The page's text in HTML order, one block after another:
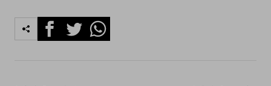
FacebookTwitterWhatsapp